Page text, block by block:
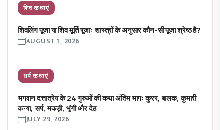
शिव कथाएं
शिवलिंग पूजा या शिव मूर्ति पूजा: शास्त्रों के अनुसार कौन-सी पूजा श्रेष्ठ है?
AUGUST 1, 2026
धर्म कथाएं
भगवान दत्तात्रेय के 24 गुरुओं की कथा अंतिम भागः कुरर, बालक, कुमारी
कन्या, सर्प, मकड़ी, भृंगी और देह
JULY 29, 2026